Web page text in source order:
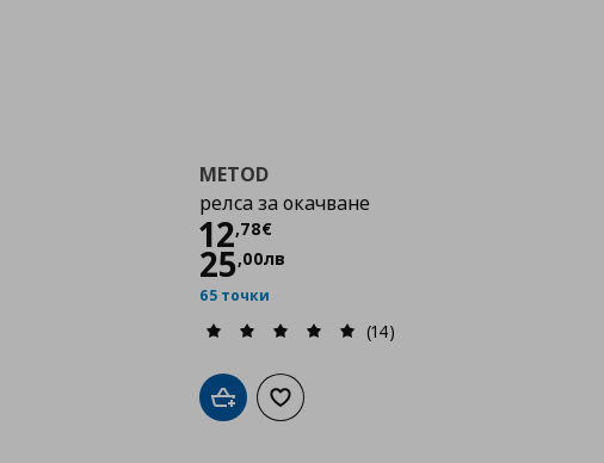
METOD
релса за окачване
12,78€
Цена
25,00лв
65 точки
(14)
Добави в кошницата
Добави към списъка с любими